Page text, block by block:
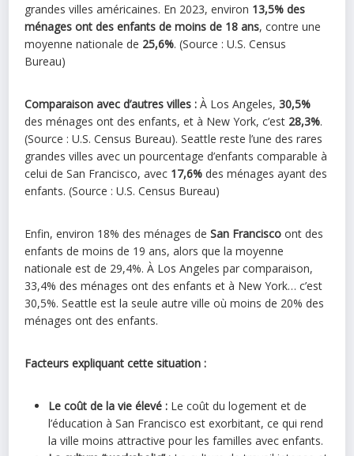
grandes villes américaines. En 2023, environ 13,5% des
ménages ont des enfants de moins de 18 ans, contre une
moyenne nationale de 25,6%. (Source : U.S. Census
Bureau)
Comparaison avec d’autres villes : À Los Angeles,30,5%
des ménages ont des enfants, et à New York, c’est 28,3%.
(Source : U.S. Census Bureau). Seattle reste l’une des rares
grandes villes avec un pourcentage d’enfants comparable à
celui de San Francisco, avec 17,6% des ménages ayant des
enfants. (Source : U.S. Census Bureau)
Enfin, environ 18% des ménages deSan Francisco ont des
enfants de moins de 19 ans, alors que la moyenne
nationale est de 29,4%. À Los Angeles par comparaison,
33,4% des ménages ont des enfants et à New York… c’est
30,5%. Seattle est la seule autre ville où moins de 20% des
ménages ont des enfants.
Facteurs expliquant cette situation :
Le coût de la vie élevé : Le coût du logement et de
l’éducation à San Francisco est exorbitant, ce qui rend
la ville moins attractive pour les familles avec enfants.